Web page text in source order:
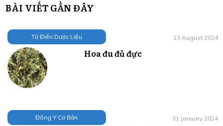
BÀI VIẾT GẦN ĐÂY
Từ Điển Dược Liệu 13 August 2024
Hoa đu đủ đực
Đông Y Cơ Bản 31 January 2024